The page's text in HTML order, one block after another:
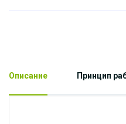
Описание Принцип